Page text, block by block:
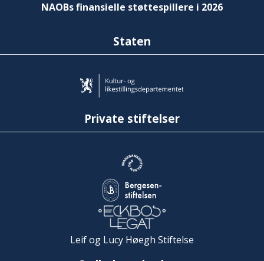
NAOBs finansielle støttespillere i 2026
Staten
Private stiftelser
Leif og Lucy Høegh Stiftelse